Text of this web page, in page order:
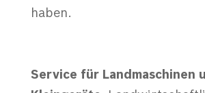
haben.
Service für Landmaschinen